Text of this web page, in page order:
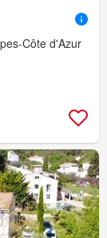
Côte d'Azur